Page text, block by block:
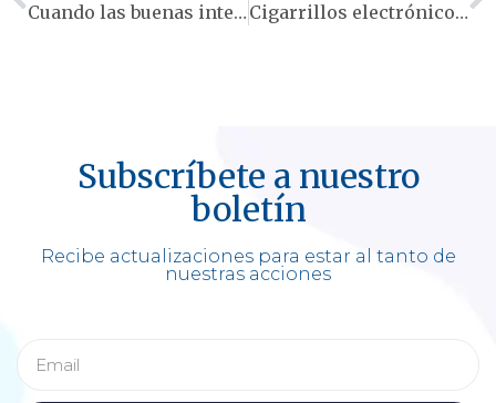
Cuando las buenas intenciones fallan: consecuencias de las restricciones de sabores en los cigarrillos electrónicos Cigarrillos electrónicos en Brasil: entre el pánico y la falta de regulación científica
Subscríbete a nuestro
boletín
Recibe actualizaciones para estar al tanto de
nuestras acciones